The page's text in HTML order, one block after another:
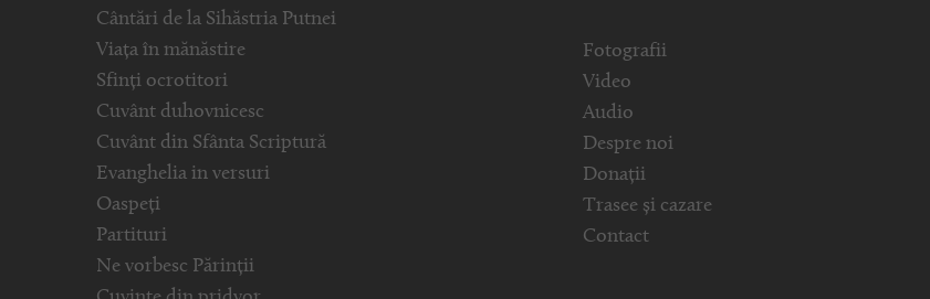
Cântări de la Sihăstria Putnei
Viața în mănăstire
Sfinți ocrotitori
Cuvânt duhovnicesc
Cuvânt din Sfânta Scriptură
Evanghelia in versuri
Oaspeți
Partituri
Ne vorbesc Părinții
Fotografii
Video
Audio
Despre noi
Donații
Trasee și cazare
Contact